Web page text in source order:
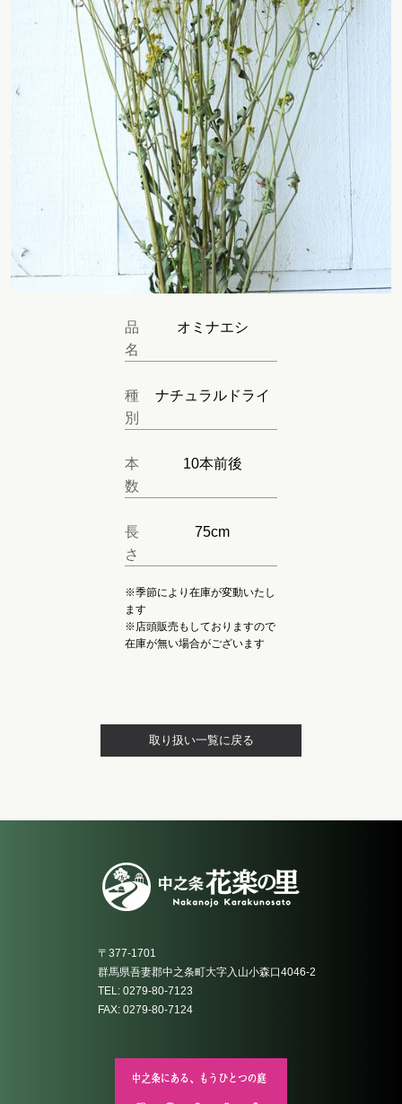
品
名
オミナエシ
種
別
ナチュラルドライ
本
数
10本前後
長
さ
75cm
※季節により在庫が変動いたし
ます
※店頭販売もしておりますので
在庫が無い場合がございます
取り扱い一覧に戻る
〒377-1701
群馬県吾妻郡中之条町大字入山小森口4046-2
TEL: 0279-80-7123
FAX: 0279-80-7124